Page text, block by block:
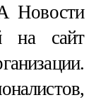
Новости
на сайт